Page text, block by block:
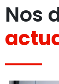
Nos